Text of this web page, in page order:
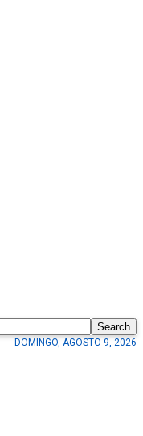
Search
DOMINGO, AGOSTO 9, 2026